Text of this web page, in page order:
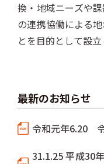
換・地域ニーズや
の連携協働による
とを目的として設立
最新のお知らせ
令和元年6.20
31.1.25 平成30